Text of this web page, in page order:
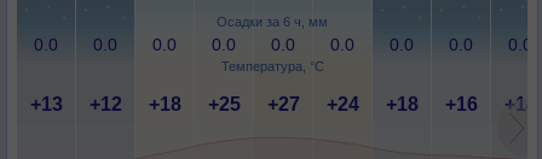
Осадки за 6 ч, мм
Температура, °C
0.0 0.0 0.0 0.0 0.0 0.0 0.0 0.0 0.0
+13 +12 +18 +25 +27 +24 +18 +16 +14